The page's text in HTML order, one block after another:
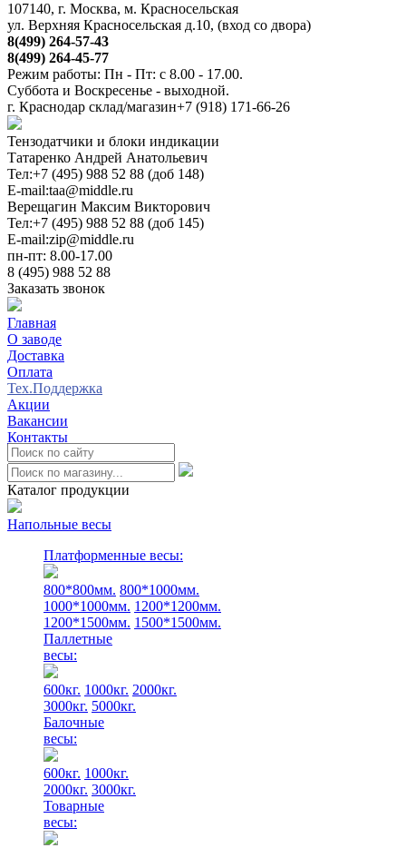
107140, г. Москва, м. Красносельская
ул. Верхняя Красносельская д.10, (вход со двора)
8(499) 264-57-43
8(499) 264-45-77
Режим работы: Пн - Пт: с 8.00 - 17.00.
Суббота и Воскресенье - выходной.
г. Краснодар склад/магазин+7 (918) 171-66-26
Тензодатчики и блоки индикации
Татаренко Андрей Анатольевич
Тел:+7 (495) 988 52 88 (доб 148)
E-mail:taa@middle.ru
Верещагин Максим Викторович
Тел:+7 (495) 988 52 88 (доб 145)
E-mail:zip@middle.ru
пн-пт: 8.00-17.00
8 (495) 988 52 88
Заказать звонок
Главная
О заводе
Доставка
Оплата
Тех.Поддержка
Акции
Вакансии
Контакты
Каталог продукции
Напольные весы
Платформенные весы:
800*800мм. 800*1000мм.
1000*1000мм. 1200*1200мм.
1200*1500мм. 1500*1500мм.
Паллетные
весы:
600кг. 1000кг. 2000кг.
3000кг. 5000кг.
Балочные
весы:
600кг. 1000кг.
2000кг. 3000кг.
Товарные
весы:
0